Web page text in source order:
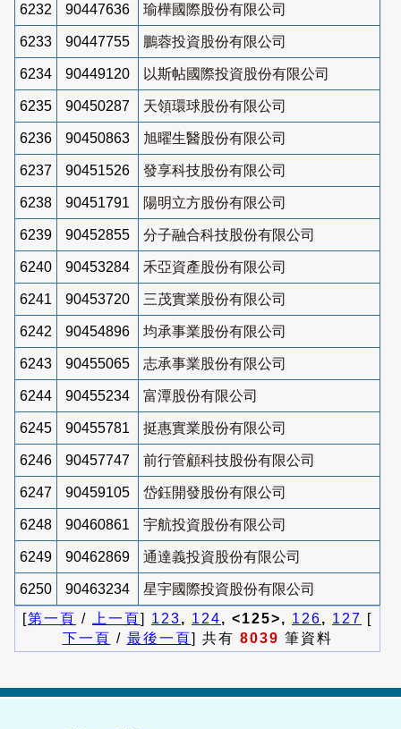
6232 90447636 瑜樺國際股份有限公司
6233 90447755 鵬蓉投資股份有限公司
6234 90449120 以斯帖國際投資股份有限公司
6235 90450287 天領環球股份有限公司
6236 90450863 旭曜生醫股份有限公司
6237 90451526 發享科技股份有限公司
6238 90451791 陽明立方股份有限公司
6239 90452855 分子融合科技股份有限公司
6240 90453284 禾亞資產股份有限公司
6241 90453720 三茂實業股份有限公司
6242 90454896 均承事業股份有限公司
6243 90455065 志承事業股份有限公司
6244 90455234 富潭股份有限公司
6245 90455781 挺惠實業股份有限公司
6246 90457747 前行管顧科技股份有限公司
6247 90459105 岱鈺開發股份有限公司
6248 90460861 宇航投資股份有限公司
6249 90462869 通達義投資股份有限公司
6250 90463234
星宇國際投資股份有限公司
[第一頁 / 上一頁] 123, 124, <125>, 126, 127 [
下一頁 / 最後一頁] 共有 8039 筆資料